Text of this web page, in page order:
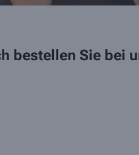
bestellen Sie bei